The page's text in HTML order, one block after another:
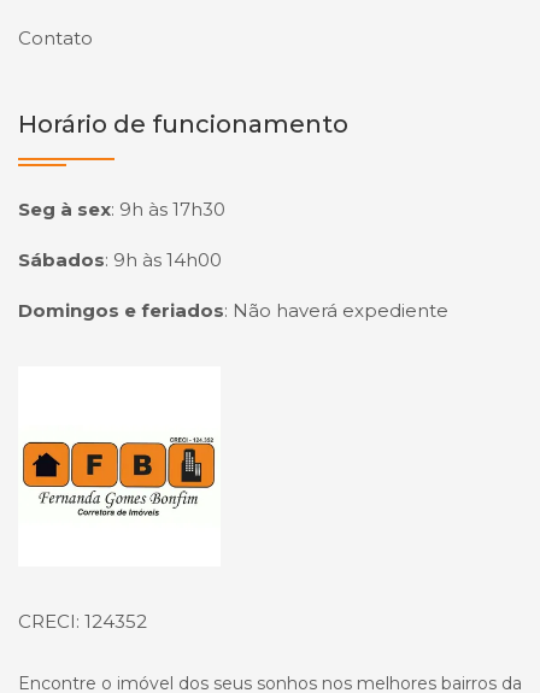
Contato
Horário de funcionamento
Seg à sex: 9h às 17h30
Sábados: 9h às 14h00
Domingos e feriados: Não haverá expediente
CRECI: 124352
Encontre o imóvel dos seus sonhos nos melhores bairros da